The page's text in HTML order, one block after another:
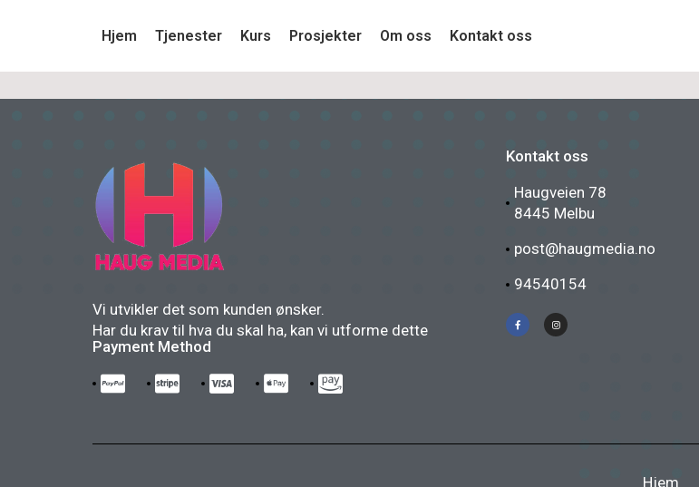
Hjem Tjenester Kurs Prosjekter Om oss Kontakt oss
Vi utvikler det som kunden ønsker.
Har du krav til hva du skal ha, kan vi utforme dette
Payment Method
Kontakt oss
Haugveien 78
8445 Melbu
post@haugmedia.no
94540154
Hjem